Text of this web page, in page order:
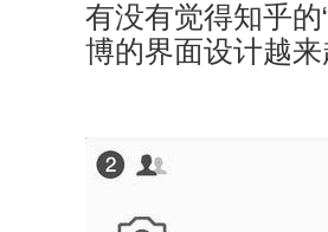
有没有觉得知乎的
博的界面设计越来